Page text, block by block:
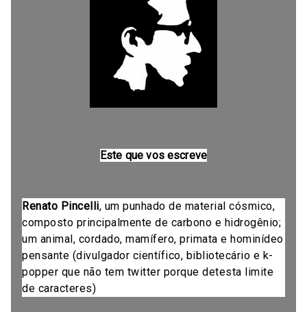
Este que vos escreve
Renato Pincelli, um punhado de material cósmico,
composto principalmente de carbono e hidrogênio;
um animal, cordado, mamífero, primata e hominídeo
pensante (divulgador científico, bibliotecário e k-
popper que não tem twitter porque detesta limite
de caracteres)